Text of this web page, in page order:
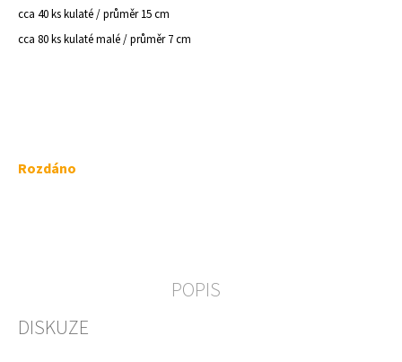
cca 40 ks kulaté / průměr 15 cm
cca 80 ks kulaté malé /průměr 7 cm
Měrná
Rozdáno
POPIS
DISKUZE
p
e